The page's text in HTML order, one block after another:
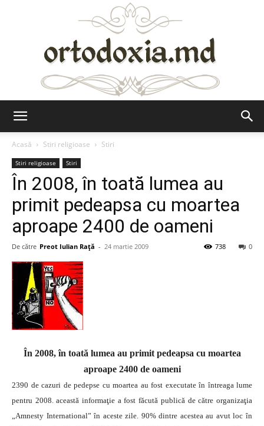
Acasă
Stiri religioase Stiri
Stiri religioase Stiri
În 2008, în toată lumea au
primit pedeapsa cu moartea
aproape 2400 de oameni
De către Preot Iulian Raţă - 24 martie 2009 0
738
În 2008, în toată lumea au primit pedeapsa cu moartea
aproape 2400 de oameni
2390 de cazuri de pedepse cu moartea au fost executate în întreaga lume
pentru 2008. această informaţie a fost făcută publică de către organizaţia
„Amnesty International” în aceste zile. 90% dintre acestea au avut loc în